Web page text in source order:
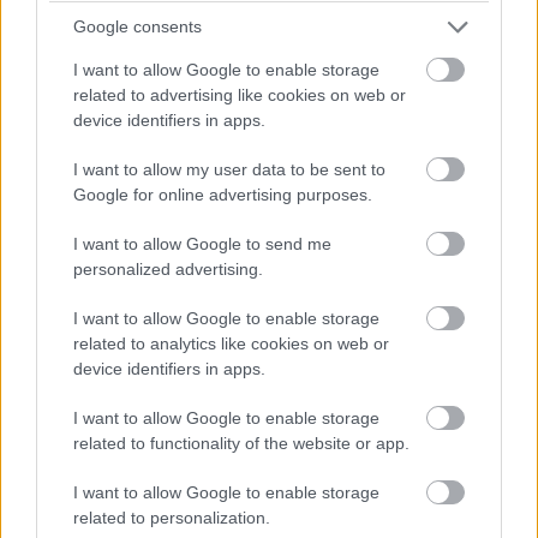
Google consents
I want to allow Google to enable storage
related to advertising like cookies on web or
device identifiers in apps.
I want to allow my user data to be sent to
Google for online advertising purposes.
I want to allow Google to send me
personalized advertising.
I want to allow Google to enable storage
related to analytics like cookies on web or
device identifiers in apps.
I want to allow Google to enable storage
related to functionality of the website or app.
I want to allow Google to enable storage
related to personalization.